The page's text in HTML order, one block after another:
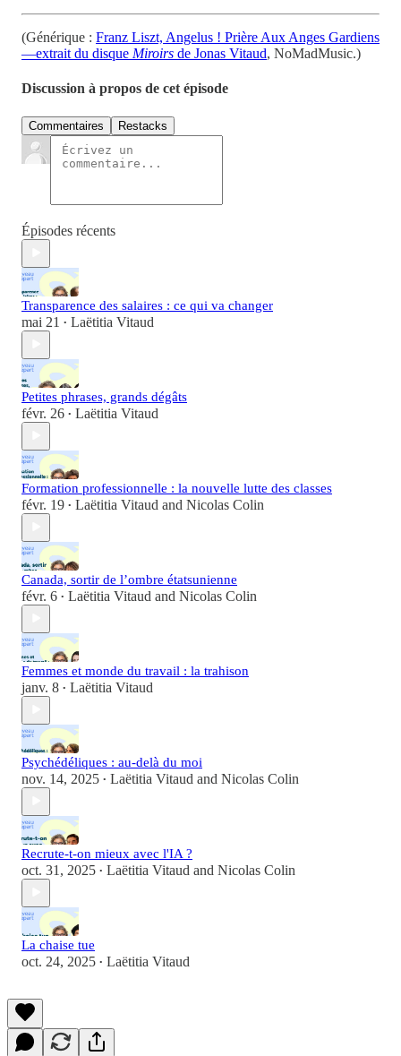
(Générique : Franz Liszt, Angelus ! Prière Aux Anges Gardiens
—extrait du disque Miroirs de Jonas Vitaud, NoMadMusic.)
Discussion à propos de cet épisode
Commentaires Restacks
Épisodes récents
Transparence des salaires : ce qui va changer
mai 21 • Laëtitia Vitaud
Petites phrases, grands dégâts
févr. 26 • Laëtitia Vitaud
Formation professionnelle : la nouvelle lutte des classes
févr. 19 • Laëtitia Vitaud and Nicolas Colin
Canada, sortir de l’ombre étatsunienne
févr. 6 • Laëtitia Vitaud and Nicolas Colin
Femmes et monde du travail : la trahison
janv. 8 • Laëtitia Vitaud
Psychédéliques : au-delà du moi
nov. 14, 2025 • Laëtitia Vitaud and Nicolas Colin
Recrute-t-on mieux avec l'IA ?
oct. 31, 2025 • Laëtitia Vitaud and Nicolas Colin
La chaise tue
oct. 24, 2025 • Laëtitia Vitaud